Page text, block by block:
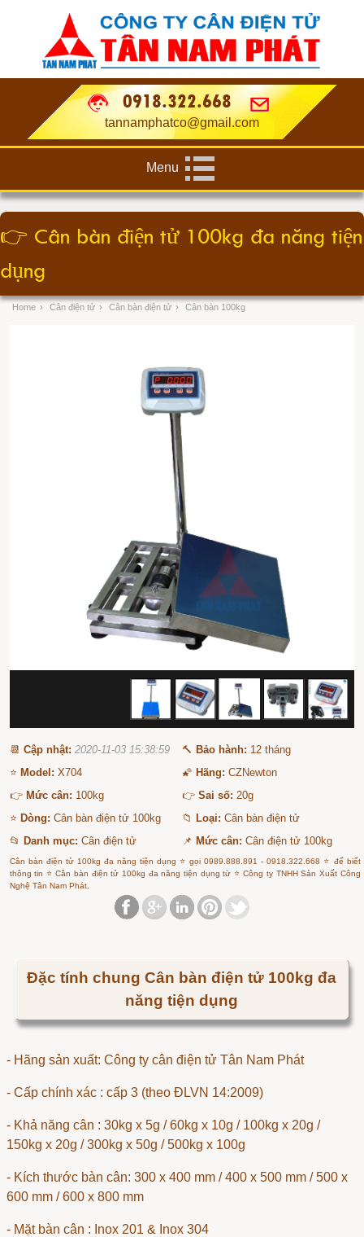
0918.322.668
tannamphatco@gmail.com
Menu
👉 Cân bàn điện tử 100kg đa năng tiện
dụng
Home › Cân điện tử › Cân bàn điện tử › Cân bàn 100kg
📆Cập nhật: 2020-11-03 15:38:59 🔨 Bảo hành: 12 tháng
⭐ Model: X704 🌠 Hãng: CZNewton
👉 Mức cân: 100kg 👉Sai số: 20g
⭐ Dòng: Cân bàn điện tử 100kg 📁 Loại: Cân bàn điện tử
📂 Danh mục: Cân điện tử 📌 Mức cân: Cân điện tử 100kg
Cân bàn điện tử 100kg đa năng tiện dụng ⭐ gọi 0989.888.891 - 0918.322.668 ⭐ để biết
thông tin ⭐ Cân bàn điện tử 100kg đa năng tiện dụng từ ⭐ Công ty TNHH Sản Xuất Công
Nghệ Tân Nam Phát.
Đặc tính chung Cân bàn điện tử 100kg đa
năng tiện dụng
- Hãng sản xuất: Công ty cân điện tử Tân Nam Phát
- Cấp chính xác : cấp 3 (theo ĐLVN 14:2009)
- Khả năng cân : 30kg x 5g / 60kg x 10g / 100kg x 20g /
150kg x 20g / 300kg x 50g / 500kg x 100g
- Kích thước bàn cân: 300 x 400 mm / 400 x 500 mm / 500 x
600 mm / 600 x 800 mm
- Mặt bàn cân : Inox 201 & Inox 304